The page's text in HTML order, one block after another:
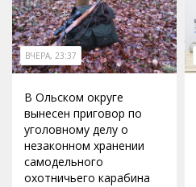
ВЧЕРА, 23:37
В Ольском округе
вынесен приговор по
уголовному делу о
незаконном хранении
самодельного
охотничьего карабина